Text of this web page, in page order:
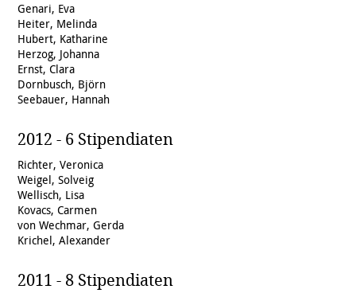
Genari, Eva
Heiter, Melinda
Hubert, Katharine
Herzog, Johanna
Ernst, Clara
Dornbusch, Björn
Seebauer, Hannah
2012 - 6 Stipendiaten
Richter, Veronica
Weigel, Solveig
Wellisch, Lisa
Kovacs, Carmen
von Wechmar, Gerda
Krichel, Alexander
2011 - 8 Stipendiaten